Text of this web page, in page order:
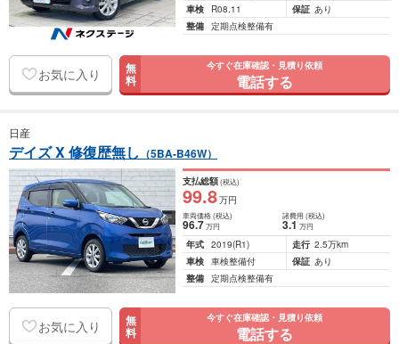
車検
R08.11 保証 あり
整備 定期点検整備有
お気に入り 無
料
今すぐ在庫確認・見積り依頼
電話する
日産
デイズ X 修復歴無し （5BA-B46W）
支払総額(税込)
99.8万円
車両価格(税込)
96.7万円
諸費用 (税込)
3.1 万円
年式 2019(R1) 走行 2.5万km
車検 車検整備付 保証 あり
整備 定期点検整備有
お気に入り 無
料
今すぐ在庫確認・見積り依頼
電話する